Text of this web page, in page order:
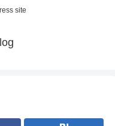
site